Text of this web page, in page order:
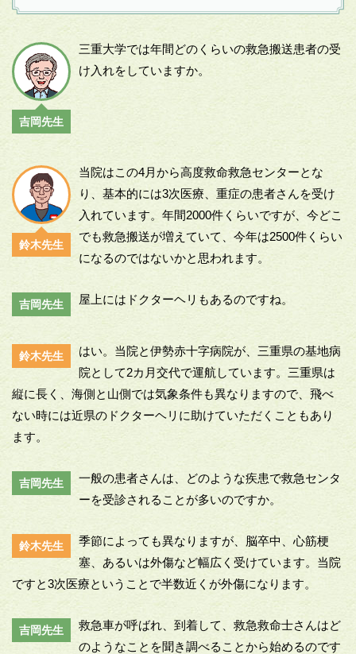
吉岡先生
三重大学では年間どのくらいの救急搬送患者の受
け入れをしていますか。
鈴木先生
当院はこの4月から高度救命救急センターとな
り、基本的には3次医療、重症の患者さんを受け
入れています。年間2000件くらいですが、今どこ
でも救急搬送が増えていて、今年は2500件くらい
になるのではないかと思われます。
吉岡先生 屋上にはドクターヘリもあるのですね。
鈴木先生
はい。当院と伊勢赤十字病院が、三重県の基地病
院として2カ月交代で運航しています。三重県は
縦に長く、海側と山側では気象条件も異なりますので、飛べ
ない時には近県のドクターヘリに助けていただくこともあり
ます。
吉岡先生
一般の患者さんは、どのような疾患で救急センタ
ーを受診されることが多いのですか。
鈴木先生
季節によっても異なりますが、脳卒中、心筋梗
塞、あるいは外傷など幅広く受けています。当院
ですと3次医療ということで半数近くが外傷になります。
吉岡先生
救急車が呼ばれ、到着して、救急救命士さんはど
のようなことを聞き調べることから始めるのです